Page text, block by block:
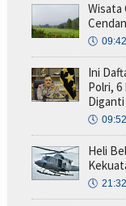
Wisata
🕔
Ini
Polri, 6
Diganti
🕔
Heli
🕔